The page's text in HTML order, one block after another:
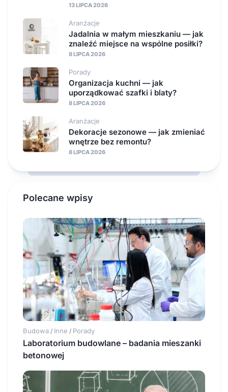
13 LIPCA 2026
Aranżacje
Jadalnia w małym mieszkaniu — jak
znaleźć miejsce na wspólne posiłki?
8 LIPCA 2026
Porady
Organizacja kuchni — jak
uporządkować szafki i blaty?
8 LIPCA 2026
Aranżacje
Dekoracje sezonowe — jak zmieniać
wnętrze bez remontu?
8 LIPCA 2026
Polecane wpisy
Budowa / Inne / Porady
Laboratorium budowlane – badania mieszanki
betonowej